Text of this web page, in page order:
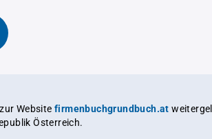
Website firmenbuchgrundbuch.at weitergeleitet,
Österreich.